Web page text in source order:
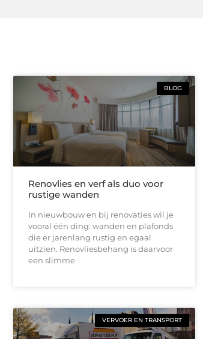
BLOG
Renovlies en verf als duo voor
rustige wanden
In nieuwbouw en bij renovaties wil je
vooral één ding: wanden en plafonds
die er jarenlang rustig en egaal
uitzien. Renovliesbehang is daarvoor
een slimme
VERVOER EN TRANSPORT